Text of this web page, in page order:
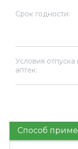
Срок годности:
Условия отпуска
аптек:
Способ